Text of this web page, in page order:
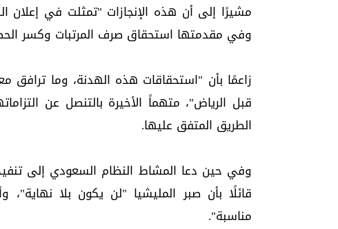
مشيرًا إلى أن هذه الإنجازات "تمثلت في
وفي مقدمتها استحقاق صرف المرتبات وكسر
زاعمًا بأن "استحقاقات هذه الهدنة، وما
قبل الرياض"، متهماً الأخيرة بالتنصل عن
الطريق المتفق عليها.
وفي حين دعا المشاط النظام السعودي إلى
قائلًا بأن صبر المليشيا "لن يكون بلا نهاية"،
مناسبة".